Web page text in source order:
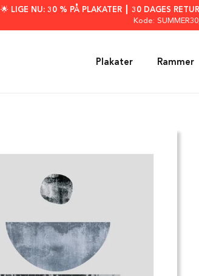
🌟 LIGE NU: 30 % PÅ PLAKATER ┃ 30 DAGES
Kode: SUMMER30
Plakater Rammer